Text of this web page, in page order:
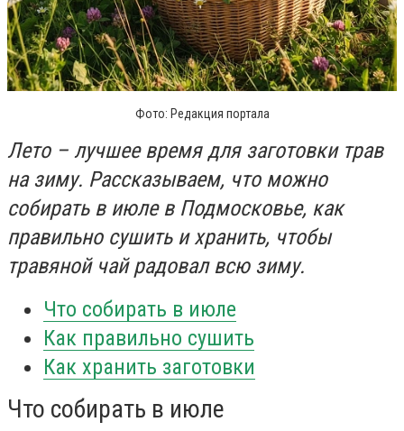
Фото: Редакция портала
Лето – лучшее время для заготовки трав
на зиму. Рассказываем, что можно
собирать в июле в Подмосковье, как
правильно сушить и хранить, чтобы
травяной чай радовал всю зиму.
Что собирать в июле
Как правильно сушить
Как хранить заготовки
Что собирать в июле